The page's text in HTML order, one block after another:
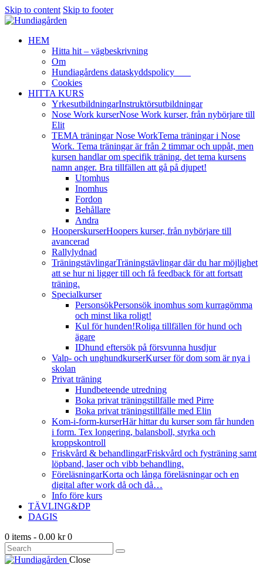
Skip to content Skip to footer
HEM
Hitta hit – vägbeskrivning
Om
Hundiagårdens dataskyddspolicy
Cookies
HITTA KURS
YrkesutbildningarInstruktörsutbildningar
Nose Work kurserNose Work kurser, från nybörjare till
Elit
TEMA träningar Nose WorkTema träningar i Nose
Work. Tema träningar är från 2 timmar och uppåt, men
kursen handlar om specifik träning, det tema kursens
namn anger. Bra tillfällen att gå på djupet!
Utomhus
Inomhus
Fordon
Behållare
Andra
HooperskurserHoopers kurser, från nybörjare till
avancerad
Rallylydnad
TräningstävlingarTräningstävlingar där du har möjlighet
att se hur ni ligger till och få feedback för att fortsatt
träning.
Specialkurser
PersonsökPersonsök inomhus som kurragömma
och minst lika roligt!
Kul för hunden!Roliga tillfällen för hund och
ägare
IDhund eftersök på försvunna husdjur
Valp- och unghundkurserKurser för dom som är nya i
skolan
Privat träning
Hundbeteende utredning
Boka privat träningstillfälle med Pirre
Boka privat träningstillfälle med Elin
Kom-i-form-kurserHär hittar du kurser som får hunden
i form. Tex longering, balansboll, styrka och
kroppskontroll
Friskvård & behandlingarFriskvård och fysträning samt
löpband, laser och vibb behandling.
FöreläsningarKorta och långa föreläsningar och en
digital after work då och då…
Info före kurs
TÄVLING&DP
DAGIS
0 items - 0.00 kr 0
Close